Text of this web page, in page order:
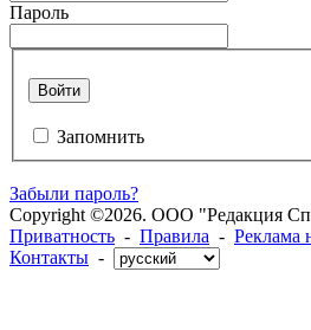
Пароль
Войти
Запомнить
Забыли пароль?
Copyright ©2026. ООО "Редакция
Приватность - Правила - Реклама
Контакты -